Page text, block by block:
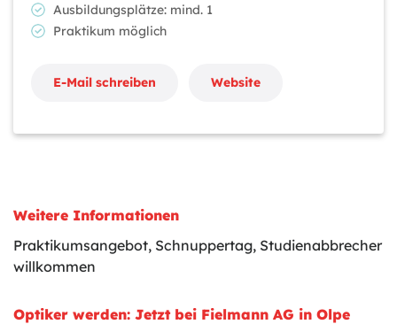
Ausbildungsplätze: mind. 1
Praktikum möglich
E-Mail schreiben Website
Weitere Informationen
Praktikumsangebot, Schnuppertag, Studienabbrecher
willkommen
Optiker werden: Jetzt bei Fielmann AG in Olpe